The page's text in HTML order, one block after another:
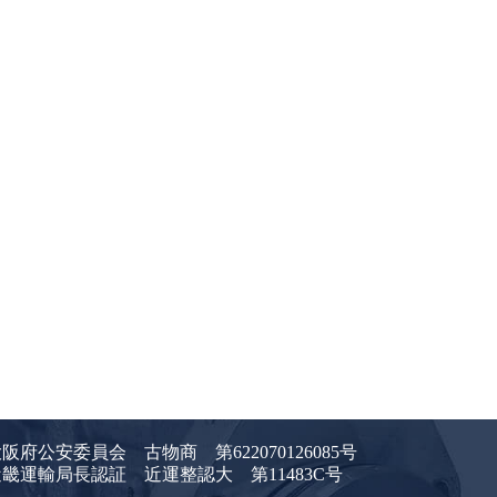
府公安委員会 古物商 第622070126085号
畿運輸局長認証 近運整認大 第11483C号